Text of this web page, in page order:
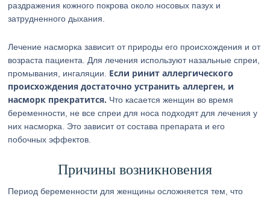
раздражения кожного покрова около носовых пазух и
затрудненного дыхания.
Лечение насморка зависит от природы его происхождения и от
возраста пациента. Для лечения используют назальные спреи,
промывания, ингаляции. Если ринит аллергического
происхождения достаточно устранить аллерген, и
насморк прекратится. Что касается женщин во время
беременности, не все спреи для носа подходят для лечения у
них насморка. Это зависит от состава препарата и его
побочных эффектов.
Причины возникновения
Период беременности для женщины осложняется тем, что